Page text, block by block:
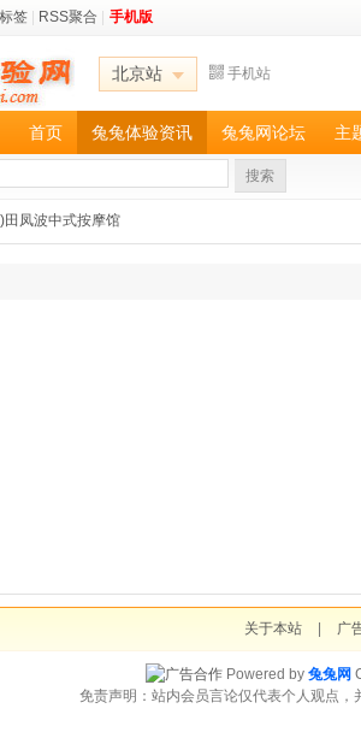
签 RSS聚合 手机版
北京站 手机站
首页 兔兔体验资讯 兔兔网论坛 主
搜索
田凤波中式按摩馆
关于本站 广
Powered by 兔兔网
免责声明：站内会员言论仅代表个人观点